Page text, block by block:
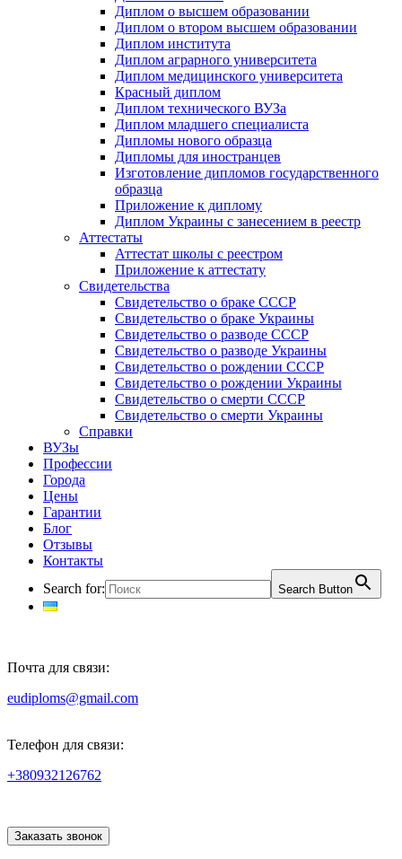
Диплом о высшем образовании
Диплом о втором высшем образовании
Диплом института
Диплом аграрного университета
Диплом медицинского университета
Красный диплом
Диплом технического ВУЗа
Диплом младшего специалиста
Дипломы нового образца
Дипломы для иностранцев
Изготовление дипломов государственного
образца
Приложение к диплому
Диплом Украины с занесением в реестр
Аттестаты
Аттестат школы с реестром
Приложение к аттестату
Свидетельства
Свидетельство о браке СССР
Свидетельство о браке Украины
Свидетельство о разводе СССР
Свидетельство о разводе Украины
Свидетельство о рождении СССР
Свидетельство о рождении Украины
Свидетельство о смерти СССР
Свидетельство о смерти Украины
Справки
ВУЗы
Профессии
Города
Цены
Гарантии
Блог
Отзывы
Контакты
Search for:
Search Button
Почта для связи:
eudiploms@gmail.com
Телефон для связи:
+380932126762
Заказать звонок